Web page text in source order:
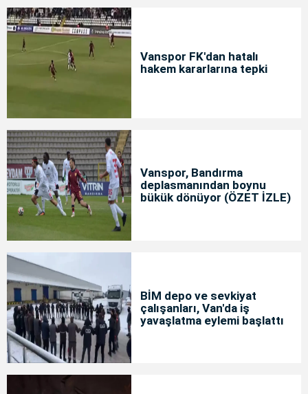
Vanspor FK'dan hatalı
hakem kararlarına tepki
Vanspor, Bandırma
deplasmanından boynu
bükük dönüyor (ÖZET İZLE)
BİM depo ve sevkiyat
çalışanları, Van'da iş
yavaşlatma eylemi başlattı